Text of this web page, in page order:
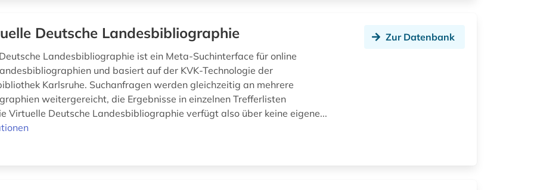
Deutsche Landesbibliographie
Landesbibliographie ist ein Meta-Suchinterface für online
und basiert auf der KVK-Technologie der
Karlsruhe. Suchanfragen werden gleichzeitig an mehrere
weitergereicht, die Ergebnisse in einzelnen Trefferlisten
Virtuelle Deutsche Landesbibliographie verfügt also über keine eigene...
Zur Datenbank